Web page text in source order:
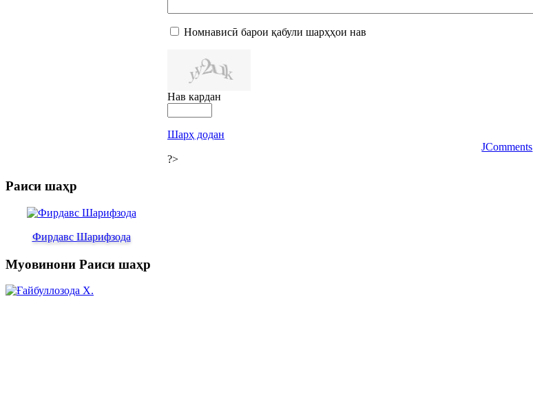
Номнависӣ барои қабули шарҳҳои нав
Нав кардан
Шарҳ додан
JComments
?>
Раиси шаҳр
Фирдавс Шарифзода
Муовинони Раиси шаҳр